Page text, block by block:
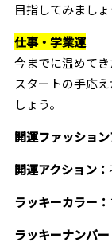
目指してみましょ
仕事・学業運
今までに温めて
スタートの手応
しょう。
開運ファッション
開運アクション：
ラッキーカラー：
ラッキーナンバー